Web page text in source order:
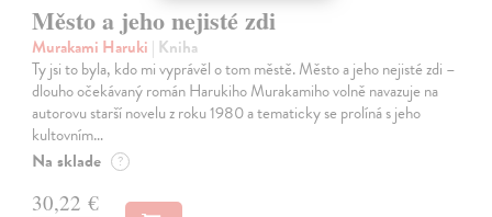
Město a jeho nejisté zdi
Murakami Haruki | Kniha
Ty jsi to byla, kdo mi vyprávěl o tom městě. Město a jeho nejisté zdi –
dlouho očekávaný román Harukiho Murakamiho volně navazuje na
autorovu starší novelu z roku 1980 a tematicky se prolíná s jeho
kultovním…
Na sklade ?
30,22 €